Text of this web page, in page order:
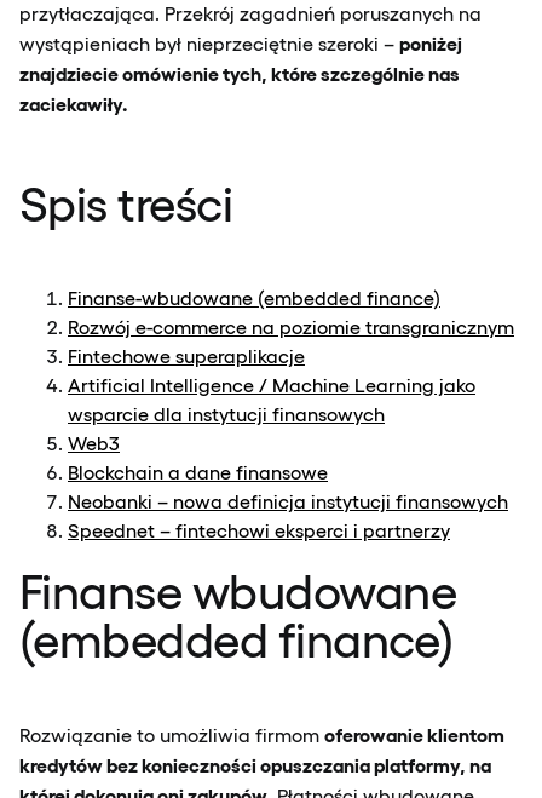
przytłaczająca. Przekrój zagadnień poruszanych na
wystąpieniach był nieprzeciętnie szeroki – poniżej
znajdziecie omówienie tych, które szczególnie nas
zaciekawiły.
Spis treści
Finanse-wbudowane (embedded finance)
Rozwój e-commerce na poziomie transgranicznym
Fintechowe superaplikacje
Artificial Intelligence / Machine Learning jako
wsparcie dla instytucji finansowych
Web3
Blockchain a dane finansowe
Neobanki – nowa definicja instytucji finansowych
Speednet – fintechowi eksperci i partnerzy
Finanse wbudowane
(embedded finance)
Rozwiązanie to umożliwia firmom oferowanie klientom
kredytów bez konieczności opuszczania platformy, na